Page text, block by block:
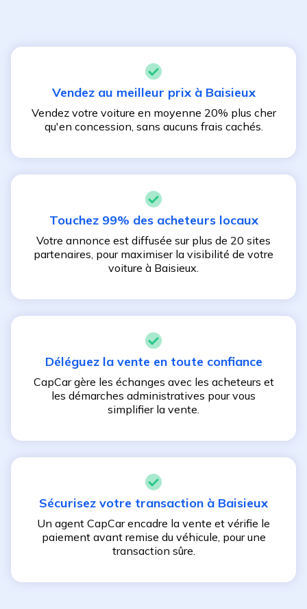
Vendez au meilleur prix à Baisieux
Vendez votre voiture en moyenne 20% plus cher
qu'en concession, sans aucuns frais cachés.
Touchez 99% des acheteurs locaux
Votre annonce est diffusée sur plus de 20 sites
partenaires, pour maximiser la visibilité de votre
voiture à Baisieux.
Déléguez la vente en toute confiance
CapCar gère les échanges avec les acheteurs et
les démarches administratives pour vous
simplifier la vente.
Sécurisez votre transaction à Baisieux
Un agent CapCar encadre la vente et vérifie le
paiement avant remise du véhicule, pour une
transaction sûre.